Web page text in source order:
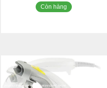
Còn hàng